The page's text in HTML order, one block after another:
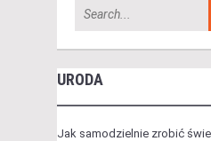
URODA
Jak samodzielnie zrobić